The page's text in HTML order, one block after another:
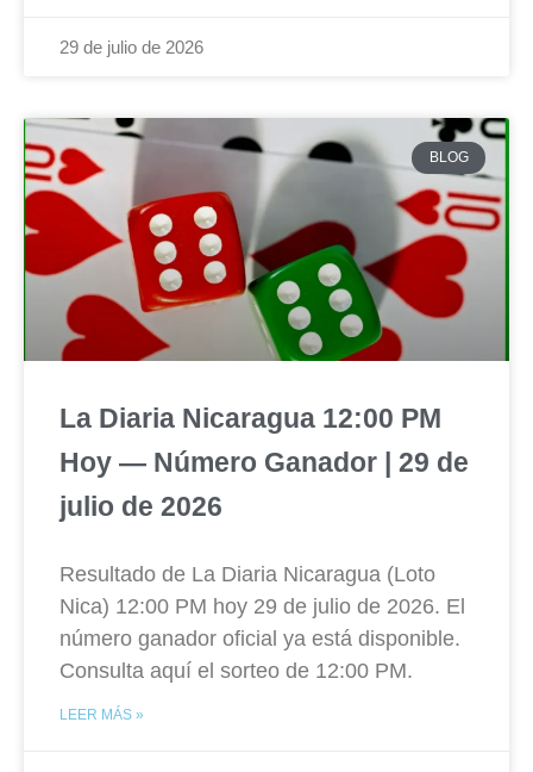
29 de julio de 2026
BLOG
La Diaria Nicaragua 12:00 PM
Hoy — Número Ganador | 29 de
julio de 2026
Resultado de La Diaria Nicaragua (Loto
Nica) 12:00 PM hoy 29 de julio de 2026. El
número ganador oficial ya está disponible.
Consulta aquí el sorteo de 12:00 PM.
LEER MÁS »